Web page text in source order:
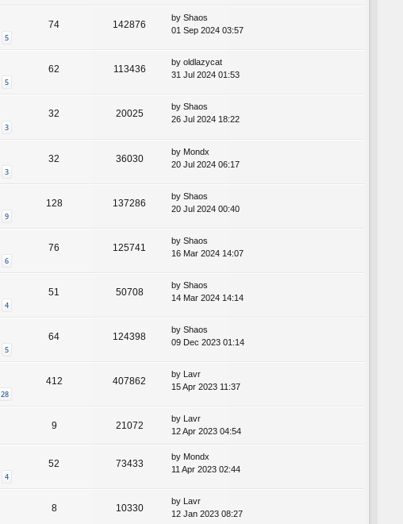
5
74 142876
by Shaos
01 Sep 2024 03:57
5
62 113436
by oldlazycat
31 Jul 2024 01:53
3
32 20025
by Shaos
26 Jul 2024 18:22
3
32 36030
by Mondx
20 Jul 2024 06:17
9
128 137286
by Shaos
20 Jul 2024 00:40
6
76 125741
by Shaos
16 Mar 2024 14:07
4
51 50708
by Shaos
14 Mar 2024 14:14
5
64 124398
by Shaos
09 Dec 2023 01:14
28
412 407862
by Lavr
15 Apr 2023 11:37
9 21072
by Lavr
12 Apr 2023 04:54
4
52 73433
by Mondx
11 Apr 2023 02:44
8 10330
by
Lavr
12 Jan 2023 08:27